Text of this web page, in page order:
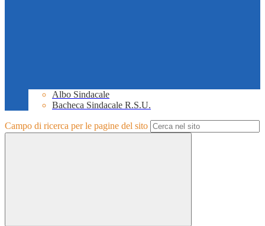
Albo Sindacale
Bacheca Sindacale R.S.U.
Campo di ricerca per le pagine del sito